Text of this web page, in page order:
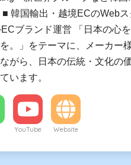
韓国輸出・越境ECのWebス
ブランド運営 「日本の心
。」をテーマに、メーカー
がら、日本の伝統・文化の
います。
YouTube Website